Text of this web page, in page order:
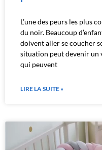
L’une des peurs les plus
du noir. Beaucoup
doivent aller se coucher
situation peut devenir un
qui peuvent
LIRE LA SUITE »